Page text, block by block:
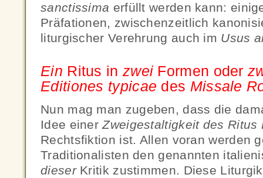
sanctissima erfüllt werden kann:
Präfationen, zwischenzeitlich
liturgischer Verehrung auch im Usus
Ein Ritus in zwei Formen oder
Editiones typicae des Missale
Nun mag man zugeben, dass die
Idee einerZweigestaltigkeit des
Rechtsfiktion ist. Allen voran werden
Traditionalisten den genannten
dieserKritik zustimmen. Diese